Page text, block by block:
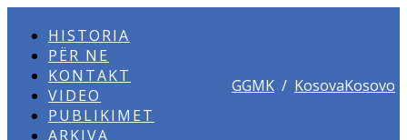
HISTORIA
PËR NE
KONTAKT
VIDEO
PUBLIKIMET
ARKIVA
GGMK / KosovaKosovo